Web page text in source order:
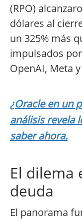
(RPO)
dólares al
un 325% más
impulsados
OpenAI, Meta
¿Oracle en un
análisis revela
saber ahora.
El dilema
deuda
El panorama